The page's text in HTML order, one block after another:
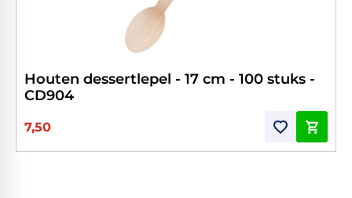
Houten dessertlepel - 17 cm - 100 stuks -
CD904
7,50